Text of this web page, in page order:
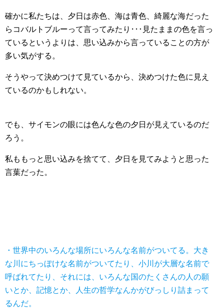
確かに私たちは、夕日は赤色、海は青色、綺麗な海だった
らコバルトブルーって言ってみたり･･･見たままの色を言っ
ているというよりは、思い込みから言っていることの方が
多い気がする。
そうやって決めつけて見ているから、決めつけた色に見え
ているのかもしれない。
でも、サイモンの眼には色んな色の夕日が見えているのだ
ろう。
私ももっと思い込みを捨てて、夕日を見てみようと思った
言葉だった。
・世界中のいろんな場所にいろんな名前がついてる。大き
な川にちっぽけな名前がついてたり、小川が大層な名前で
呼ばれてたり、それには、いろんな国のたくさんの人の願
いとか、記憶とか、人生の哲学なんかがびっしり詰まって
るんだ。